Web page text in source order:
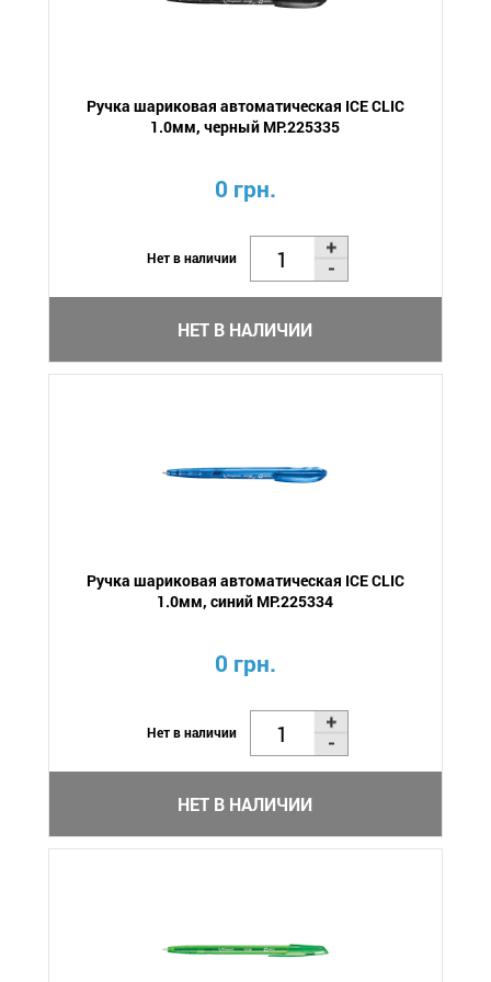
Ручка шариковая автоматическая ICE CLIC
1.0мм, черный MP.225335
0 грн.
Нет в наличии
НЕТ В НАЛИЧИИ
Ручка шариковая автоматическая ICE CLIC
1.0мм, синий MP.225334
0 грн.
Нет в наличии
НЕТ В НАЛИЧИИ